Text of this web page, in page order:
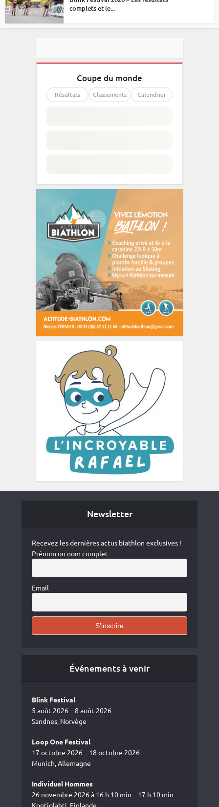
complets et le...
Coupe du monde
Résultats Classements Calendrier
Newsletter
Recevez les dernières actus biathlon exclusives !
Prénom ou nom complet
Email
Événements à venir
Blink Festival
5 août 2026 – 8 août 2026
Sandnes, Norvège
Loop One Festival
17 octobre 2026 – 18 octobre 2026
Munich, Allemagne
Individuel Hommes
26 novembre 2026 à 16 h 10 min – 17 h 10 min
Kontiolahti, Finlande